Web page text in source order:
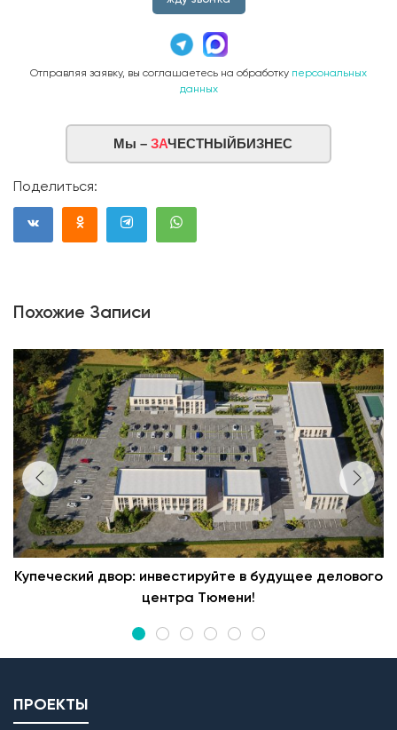
Отправляя заявку, вы соглашаетесь на обработку персональных
данных
Мы – ЗАЧЕСТНЫЙБИЗНЕС
Поделиться:
Похожие Записи
Купеческий двор: инвестируйте в будущее делового
центра Тюмени!
ПРОЕКТЫ